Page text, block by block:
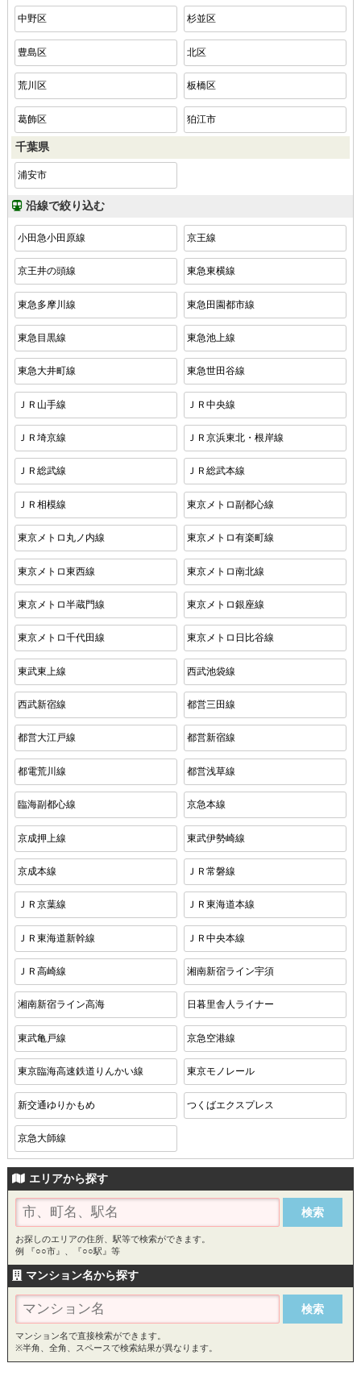
中野区 杉並区
豊島区 北区
荒川区 板橋区
葛飾区 狛江市
千葉県
浦安市
沿線で絞り込む
小田急小田原線 京王線
京王井の頭線 東急東横線
東急多摩川線 東急田園都市線
東急目黒線 東急池上線
東急大井町線 東急世田谷線
ＪＲ山手線 ＪＲ中央線
ＪＲ埼京線 ＪＲ京浜東北・根岸線
ＪＲ総武線 ＪＲ総武本線
ＪＲ相模線 東京メトロ副都心線
東京メトロ丸ノ内線 東京メトロ有楽町線
東京メトロ東西線 東京メトロ南北線
東京メトロ半蔵門線 東京メトロ銀座線
東京メトロ千代田線 東京メトロ日比谷線
東武東上線 西武池袋線
西武新宿線 都営三田線
都営大江戸線 都営新宿線
都電荒川線 都営浅草線
臨海副都心線 京急本線
京成押上線 東武伊勢崎線
京成本線 ＪＲ常磐線
ＪＲ京葉線 ＪＲ東海道本線
ＪＲ東海道新幹線 ＪＲ中央本線
ＪＲ高崎線 湘南新宿ライン宇須
湘南新宿ライン高海 日暮里舎人ライナー
東武亀戸線 京急空港線
東京臨海高速鉄道りんかい線 東京モノレール
新交通ゆりかもめ つくばエクスプレス
京急大師線
エリアから探す
お探しのエリアの住所、駅等で検索ができます。
例 『○○市』、『○○駅』等
マンション名から探す
マンション名で直接検索ができます。
※半角、全角、スペースで検索結果が異なります。